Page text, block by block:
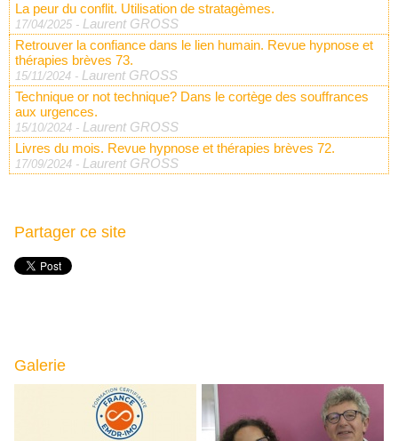
La peur du conflit. Utilisation de stratagèmes.
17/04/2025 - Laurent GROSS
Retrouver la confiance dans le lien humain. Revue hypnose et
thérapies brèves 73.
15/11/2024 - Laurent GROSS
Technique or not technique? Dans le cortège des souffrances
aux urgences.
15/10/2024 - Laurent GROSS
Livres du mois. Revue hypnose et thérapies brèves 72.
17/09/2024 - Laurent GROSS
Partager ce site
Galerie